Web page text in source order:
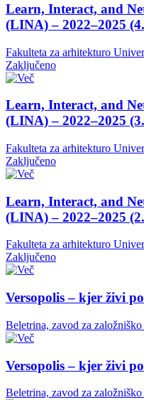
Learn, Interact, and
(LINA) – 2022–2025
Fakulteta za arhitekturo
Zaključeno
Learn, Interact, and
(LINA) – 2022–2025
Fakulteta za arhitekturo
Zaključeno
Learn, Interact, and
(LINA) – 2022–2025
Fakulteta za arhitekturo
Zaključeno
Versopolis – kjer živi
Beletrina, zavod za
Versopolis – kjer živi
Beletrina, zavod za